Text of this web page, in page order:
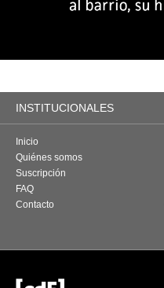
INSTITUCIONALES
Inicio
Quiénes somos
Suscripción
FAQ
Contacto